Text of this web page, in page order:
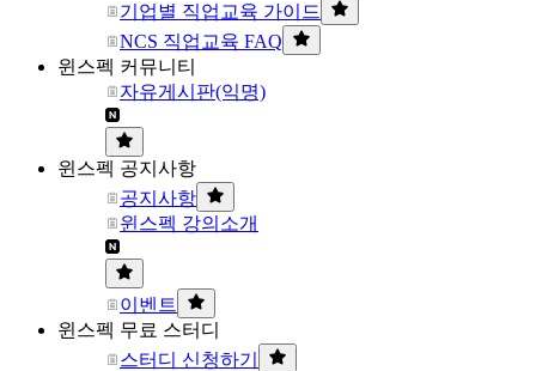
기업별 직업교육 가이드
NCS 직업교육 FAQ
윈스펙 커뮤니티
자유게시판(익명)
윈스펙 공지사항
공지사항
윈스펙 강의소개
이벤트
윈스펙 무료 스터디
스터디 신청하기